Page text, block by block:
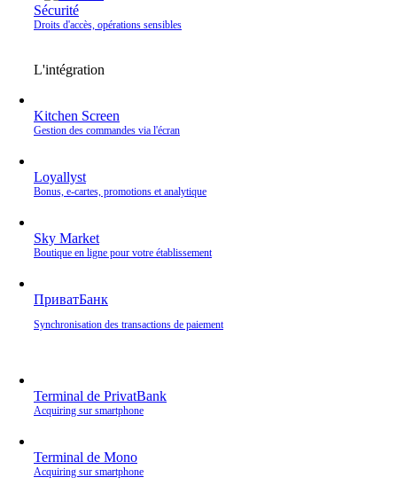
Sécurité
Droits d'accès, opérations sensibles
L'intégration
Kitchen Screen
Gestion des commandes via l'écran
Loyallyst
Bonus, e‑cartes, promotions et analytique
Sky Market
Boutique en ligne pour votre établissement
ПриватБанк
Synchronisation des transactions de paiement
Terminal de PrivatBank
Acquiring sur smartphone
Terminal de Mono
Acquiring sur smartphone